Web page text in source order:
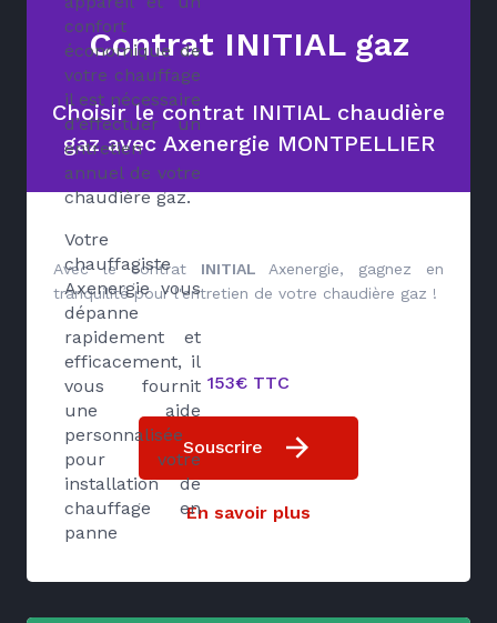
confort
économique de
votre chauffage
il est nécessaire
d’effectuer un
entretien
annuel de votre
chaudière gaz.
Votre
chauffagiste
Axenergie vous
dépanne
rapidement et
efficacement, il
vous fournit
une aide
personnalisée
pour votre
installation de
chauffage en
panne
Contrat INITIAL gaz
Choisir le contrat INITIAL chaudière
gaz avec Axenergie MONTPELLIER
Avec le contrat INITIAL Axenergie, gagnez en
tranquilité pour l'entretien de votre chaudière gaz !
153€ TTC
Souscrire
En savoir plus